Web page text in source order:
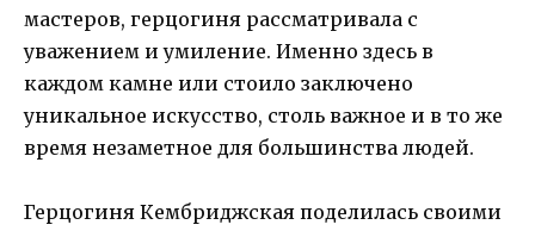
мастеров, герцогиня рассматривала с
уважением и умиление. Именно здесь в
каждом камне или стоило заключено
уникальное искусство, столь важное и в то же
время незаметное для большинства людей.
Герцогиня Кембриджская поделилась своими